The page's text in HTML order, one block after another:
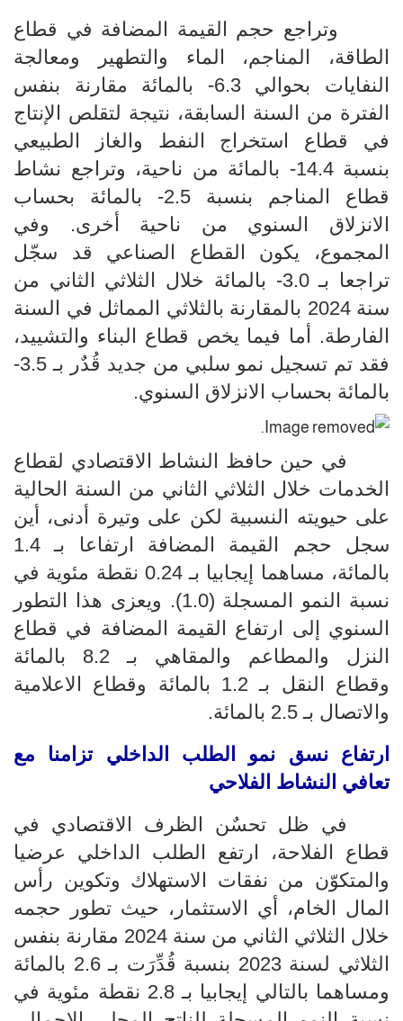
وتراجع حجم القيمة المضافة في قطاع
الطاقة، المناجم، الماء والتطهير ومعالجة
النفايات بحوالي 6.3- بالمائة مقارنة بنفس
الفترة من السنة السابقة، نتيجة لتقلص الإنتاج
في قطاع استخراج النفط والغاز الطبيعي
بنسبة 14.4- بالمائة من ناحية، وتراجع نشاط
قطاع المناجم بنسبة 2.5- بالمائة بحساب
الانزلاق السنوي من ناحية أخرى.
وفي
المجموع، يكون القطاع الصناعي قد سجّل
تراجعا بـ 3.0- بالمائة
خلال الثلاثي الثاني من
سنة 2024
بالمقارنة بالثلاثي المماثل في السنة
الفارطة.
أما فيما يخص قطاع البناء والتشييد،
فقد تم تسجيل نمو سلبي من جديد قُدٌر بـ 3.5-
بالمائة بحساب الانزلاق السنوي.
في حين حافظ النشاط الاقتصادي لقطاع
الخدمات خلال الثلاثي الثاني من السنة الحالية
على حيويته النسبية لكن على وتيرة أدنى، أين
سجل حجم القيمة المضافة ارتفاعا بـ 1.4
بالمائة، مساهما إيجابيا بـ 0.24 نقطة مئوية في
نسبة النمو المسجلة (1.0). ويعزى هذا التطور
السنوي إلى ارتفاع القيمة المضافة في قطاع
النزل والمطاعم والمقاهي بـ 8.2 بالمائة
وقطاع النقل بـ 1.2 بالمائة وقطاع
الاعلامية
والاتصال بـ 2.5 بالمائة.
ارتفاع نسق نمو الطلب الداخلي تزامنا مع
تعافي النشاط الفلاحي
في ظل تحسٌن الظرف الاقتصادي في
قطاع الفلاحة،
ارتفع
الطلب الداخلي عرضيا
والمتكوّن من نفقات الاستهلاك وتكوين رأس
المال الخام، أي الاستثمار، حيث تطور حجمه
خلال
الثلاثي الثاني من سنة 2024 مقارنة بنفس
الثلاثي لسنة 2023 بنسبة
قُدِّرَت بـ 2.6 بالمائة
ومساهما بالتالي إيجابيا بـ2.8 نقطة مئوية في